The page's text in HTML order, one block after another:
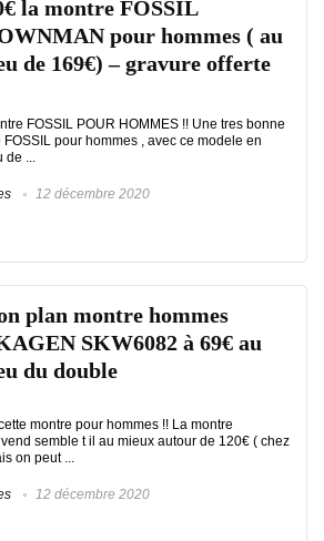
la montre FOSSIL
pour hommes ( au
de 169€) – gravure offerte
FOSSIL POUR HOMMES !! Une tres bonne
pour hommes , avec ce modele en
de ...
12 décembre 2020
plan montre hommes
SKW6082 à 69€ au
du double
montre pour hommes !! La montre
semble t il au mieux autour de 120€ ( chez
on peut ...
12 décembre 2020